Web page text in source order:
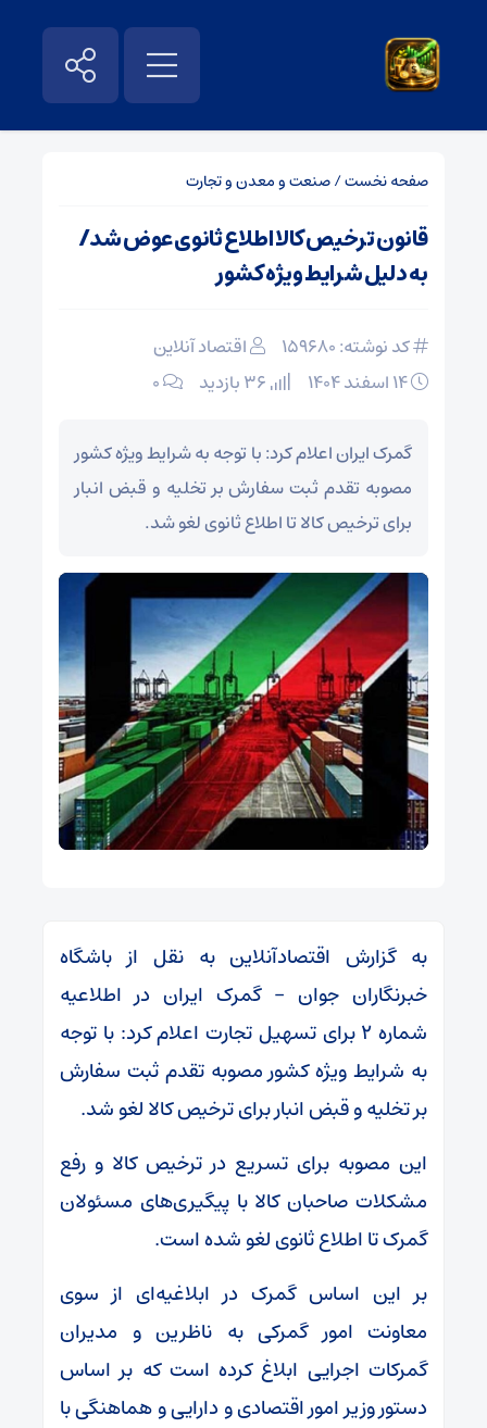
صفحه نخست/صنعت و معدن و تجارت
قانون ترخیص کالا اطلاع ثانوی عوض شد/
به دلیل شرایط ویژه کشور
کد نوشته: 159680
اقتصاد آنلاین
۰
گمرک ایران اعلام کرد: با توجه به شرایط ویژه کشور
مصوبه تقدم ثبت سفارش بر تخلیه و قبض انبار
برای ترخیص کالا تا اطلاع ثانوی لغو شد.
به گزارش اقتصادآنلاین به نقل از باشگاه
خبرنگاران جوان – گمرک ایران در اطلاعیه
شماره ۲ برای تسهیل تجارت اعلام کرد: با توجه
به شرایط ویژه کشور مصوبه تقدم ثبت سفارش
بر تخلیه و قبض انبار برای ترخیص کالا لغو شد.
این مصوبه برای تسریع در ترخیص کالا و رفع
مشکلات صاحبان کالا با پیگیری‌های مسئولان
گمرک تا اطلاع ثانوی لغو شده است.
بر این اساس گمرک در ابلاغیه‌ای از سوی
معاونت امور گمرکی به ناظرین و مدیران
گمرکات اجرایی ابلاغ کرده است که بر اساس
دستور وزیر امور اقتصادی و دارایی و هماهنگی با